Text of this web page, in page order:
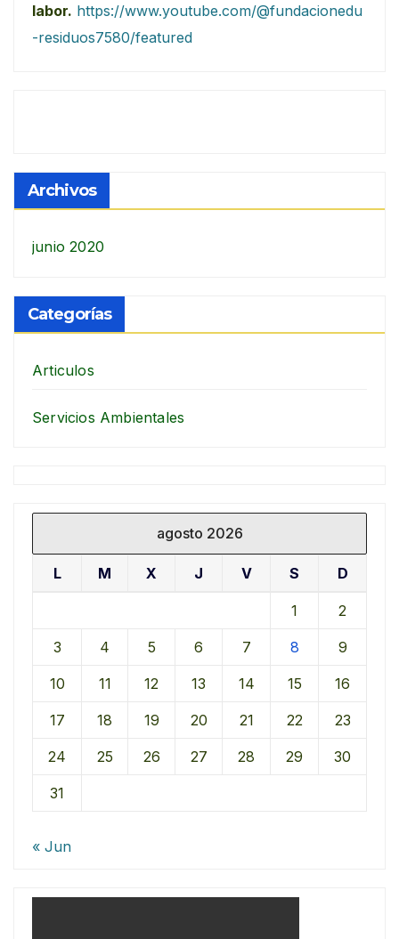
labor. https://www.youtube.com/@fundacionedu
-residuos7580/featured
Archivos
junio 2020
Categorías
Articulos
Servicios Ambientales
agosto 2026
L M X J V S D
1 2
3 4 5 6 7 8 9
10 11 12 13 14 15 16
17 18 19 20 21 22 23
24 25 26 27 28 29 30
31
« Jun